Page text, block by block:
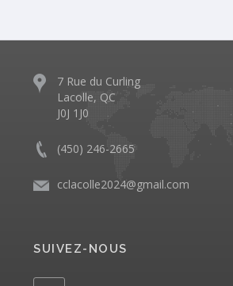
7 Rue du Curling
Lacolle, QC
J0J 1J0
(450) 246-2665
cclacolle2024@gmail.com
SUIVEZ-NOUS